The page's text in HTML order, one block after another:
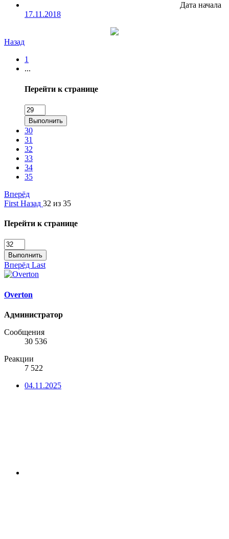
Дата начала
17.11.2018
Назад
1
...
Перейти к странице
Выполнить
30
31
32
33
34
35
Вперёд
First Назад 32 из 35
Перейти к странице
Выполнить
Вперёд Last
Overton
Администратор
Сообщения
30 536
Реакции
7 522
04.11.2025